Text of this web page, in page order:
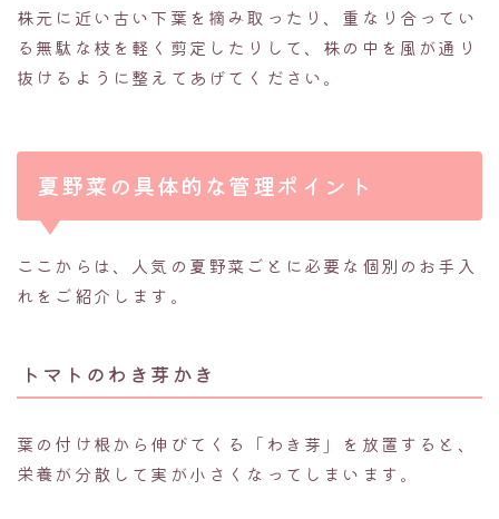
株元に近い古い下葉を摘み取ったり、重なり合ってい
る無駄な枝を軽く剪定したりして、株の中を風が通り
抜けるように整えてあげてください。
夏野菜の具体的な管理ポイント
ここからは、人気の夏野菜ごとに必要な個別のお手入
れをご紹介します。
トマトのわき芽かき
葉の付け根から伸びてくる「わき芽」を放置すると、
栄養が分散して実が小さくなってしまいます。